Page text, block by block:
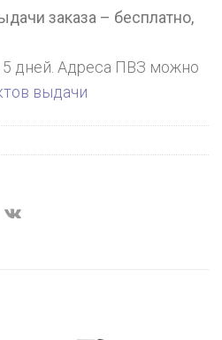
заказа – бесплатно,
дней. Адреса ПВЗ можно
выдачи